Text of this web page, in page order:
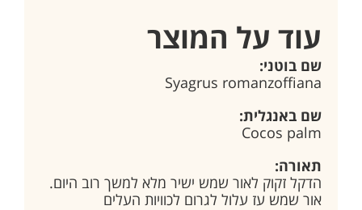
עוד על המוצר
שם בוטני:
Syagrus romanzoffiana
שם באנגלית:
Cocos palm
תאורה:
הדקל זקוק לאור שמש ישיר מלא למשך רוב היום.
אור שמש עז עלול לגרום לכוויות העלים